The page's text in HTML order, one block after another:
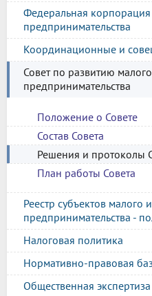
Федеральная корпорация
предпринимательства
Координационные и
Совет по развитию
предпринимательства
Положение о Совете
Состав Совета
Решения и протоколы
План работы Совета
Реестр субъектов малого
предпринимательства -
Налоговая политика
Нормативно-правовая
Общественная